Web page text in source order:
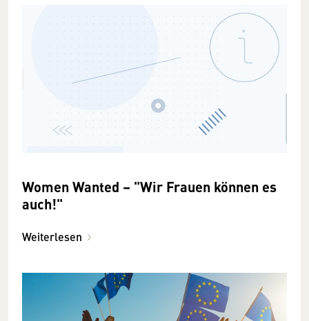
Women Wanted – "Wir Frauen können es
auch!"
Weiterlesen